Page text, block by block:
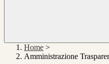
Home >
Amministrazione